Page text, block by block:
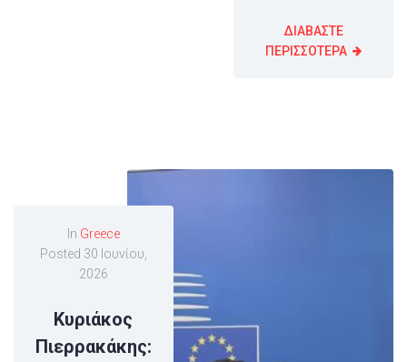
ΔΙΑΒΑΣΤΕ
ΠΕΡΙΣΣΟΤΕΡΑ
In Greece
Posted 30 Ιουνίου,
2026
Κυριάκος
Πιερρακάκης: